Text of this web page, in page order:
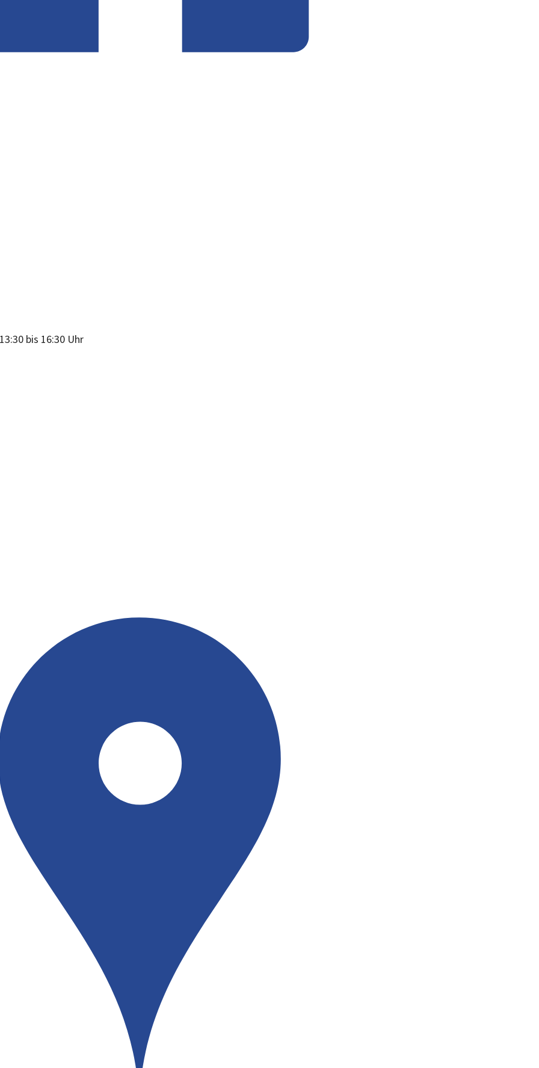
bis 16:30 Uhr